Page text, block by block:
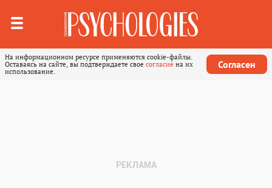
На информационном ресурсе применяются cookie-файлы.
Оставаясь на сайте, вы подтверждаете свое согласие на их
использование.
Согласен